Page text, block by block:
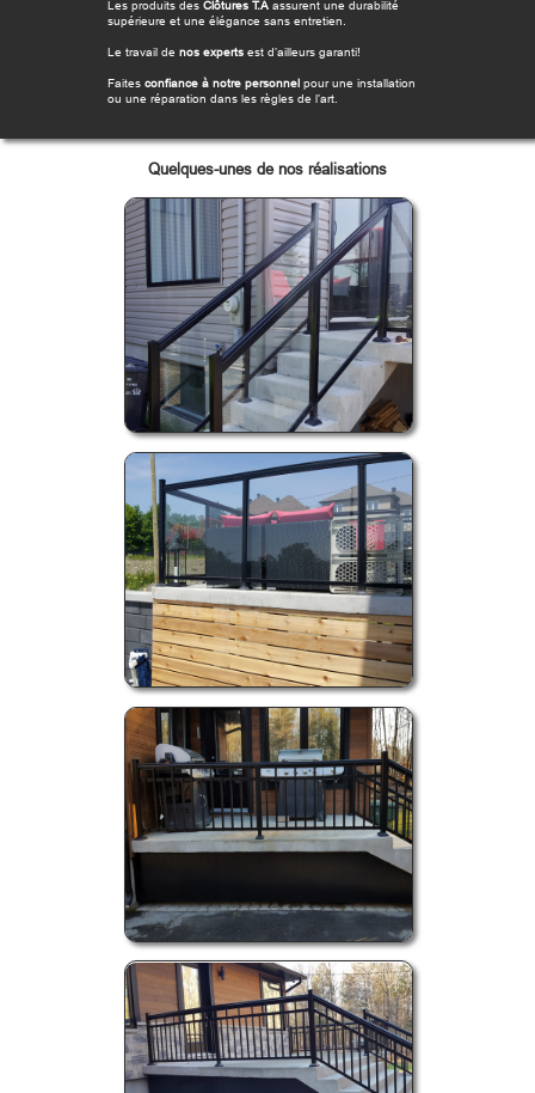
Les produits des Clôtures T.Aassurent une durabilité
supérieure et une élégance sans entretien.
Le travail de nos expertsest d’ailleurs garanti!
Faites confiance à notre personnelpour une installation
ou une réparation dans les règles de l’art.
Quelques-unes de nos réalisations